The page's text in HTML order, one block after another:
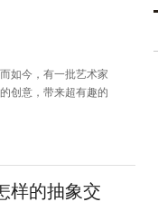
如今，有一批艺术家
创意，带来超有趣的
样的抽象交